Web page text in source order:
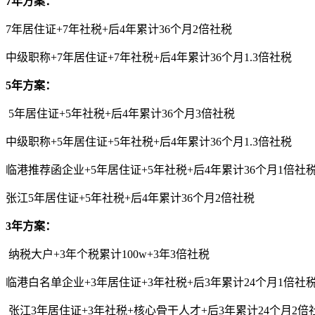
7年居住证+7年社税+后4年累计36个月2倍社税
中级职称+7年居住证+7年社税+后4年累计36个月1.3倍社税
5年方案：
5年居住证+5年社税+后4年累计36个月3倍社税
中级职称+5年居住证+5年社税+后4年累计36个月1.3倍社税
临港推荐函企业+5年居住证+5年社税+后4年累计36个月1倍社
张江5年居住证+5年社税+后4年累计36个月2倍社税
3年方案：
纳税大户+3年个税累计100w+3年3倍社税
临港白名单企业+3年居住证+3年社税+后3年累计24个月1倍社
张江3年居住证+3年社税+核心骨干人才+后3年累计24个月2倍